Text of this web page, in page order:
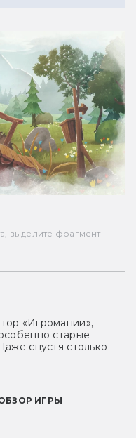
выделите фрагмент
«Игромании»,
старые
спустя столько
ИГРЫ